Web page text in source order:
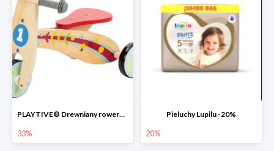
PLAYTIVE® Drewniany rowerek biegowy -33%
33%
Pieluchy Lupilu -20%
20%